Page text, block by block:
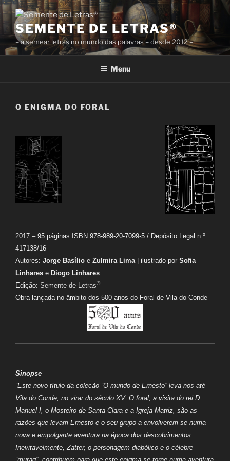
Saltar
o
conteúdo
SEMENTE DE LETRAS®
– a semear letras no mundo das palavras – desde 2012 –
Menu
O ENIGMA DO FORAL
2017 – 95 páginas ISBN 978-989-20-7099-5 / Depósito Legal n.º
417138/16
Autores: Jorge Basílio e Zulmira Lima| ilustrado por Sofia
Linhares e Diogo Linhares
Edição: Semente de Letras®
Obra lançada no âmbito dos 500 anos do Foral de Vila do Conde
Sinopse
“Este novo título da coleção “O mundo de Ernesto” leva-nos até
Vila do Conde, no virar do século XV. O foral, a visita do rei D.
Manuel I, o Mosteiro de Santa Clara e a Igreja Matriz, são as
razões que levam Ernesto e o seu grupo a envolverem-se numa
nova e empolgante aventura na época dos descobrimentos.
Inevitavelmente, Zatter, o personagem diabólico e o célebre